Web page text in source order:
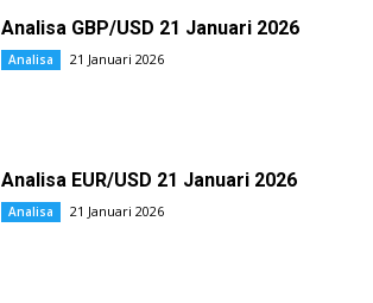
Analisa GBP/USD 21 Januari 2026
Analisa 21 Januari 2026
Analisa EUR/USD 21 Januari 2026
Analisa 21 Januari 2026